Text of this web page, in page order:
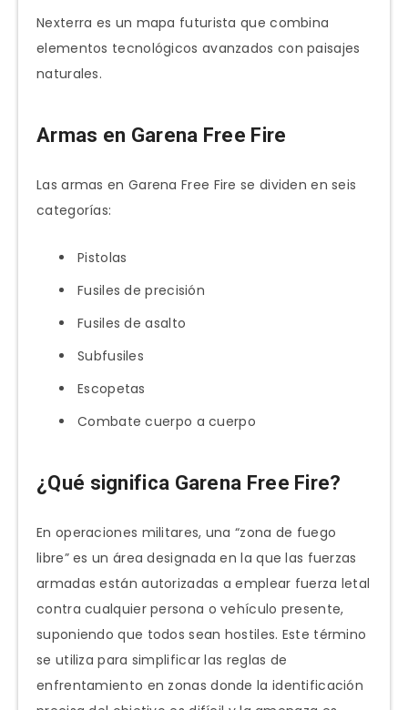
Nexterra es un mapa futurista que combina
elementos tecnológicos avanzados con paisajes
naturales.
Armas en Garena Free Fire
Las armas en Garena Free Fire se dividen en seis
categorías:
Pistolas
Fusiles de precisión
Fusiles de asalto
Subfusiles
Escopetas
Combate cuerpo a cuerpo
¿Qué significa Garena Free Fire?
En operaciones militares, una “zona de fuego
libre” es un área designada en la que las fuerzas
armadas están autorizadas a emplear fuerza letal
contra cualquier persona o vehículo presente,
suponiendo que todos sean hostiles. Este término
se utiliza para simplificar las reglas de
enfrentamiento en zonas donde la identificación